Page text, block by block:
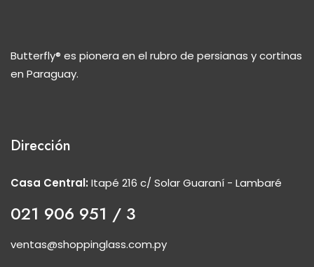
Butterfly® es pionera en el rubro de persianas y cortinas
en Paraguay.
Dirección
Casa Central: Itapé 216 c/ Solar Guaraní - Lambaré
021 906 951 / 3
ventas@shoppinglass.com.py